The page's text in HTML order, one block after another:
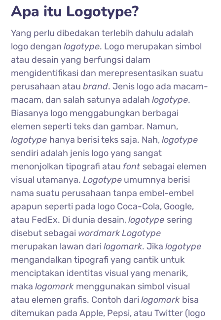
Apa itu Logotype?
Yang perlu dibedakan terlebih dahulu adalah
logo denganlogotype. Logo merupakan simbol
atau desain yang berfungsi dalam
mengidentifikasi dan merepresentasikan suatu
perusahaan ataubrand. Jenis logo ada macam-
macam, dan salah satunya adalahlogotype.
Biasanya logo menggabungkan berbagai
elemen seperti teks dan gambar. Namun,
logotype hanya berisi teks saja. Nah,logotype
sendiri adalah jenis logo yang sangat
menonjolkan tipografi atau font sebagai elemen
visual utamanya.Logotype umumnya berisi
nama suatu perusahaan tanpa embel-embel
apapun seperti pada logo Coca-Cola, Google,
atau FedEx. Di dunia desain,logotype sering
disebut sebagai wordmark Logotype
merupakan lawan darilogomark. Jikalogotype
mengandalkan tipografi yang cantik untuk
menciptakan identitas visual yang menarik,
makalogomark menggunakan simbol visual
atau elemen grafis. Contoh darilogomark bisa
ditemukan pada Apple, Pepsi, atau Twitter (logo